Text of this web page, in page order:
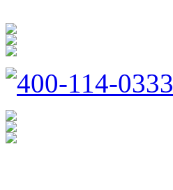
400-114-0333